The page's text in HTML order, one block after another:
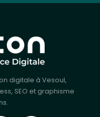
digitale à Vesoul,
SEO et graphisme